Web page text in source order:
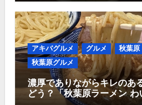
アキバグルメ グルメ
秋葉原
秋葉原グルメ
濃厚でありながらキレのあ
どう？「秋葉原ラーメン わ